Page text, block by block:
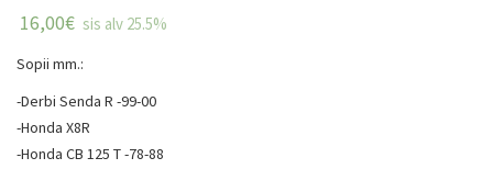
16,00€ sis alv 25.5%
Sopii mm.:
-Derbi Senda R -99-00
-Honda X8R
-Honda CB 125 T -78-88